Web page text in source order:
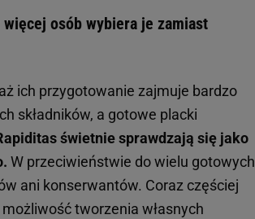
osób wybiera je zamiast
ich przygotowanie zajmuje bardzo
składników, a gotowe placki
świetnie sprawdzają się jako
W przeciwieństwie do wielu gotowych
ani konserwantów. Coraz częściej
tworzenia własnych